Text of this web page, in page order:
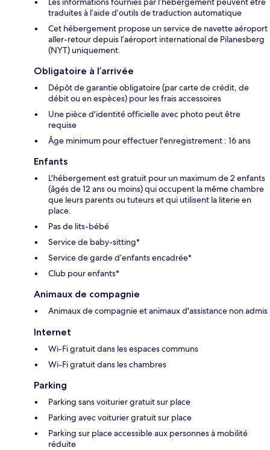
traduites à l’aide d’outils de traduction automatique
Cet hébergement propose un service de navette aéroport
aller-retour depuis l’aéroport international de Pilanesberg
(NYT) uniquement.
Obligatoire à l’arrivée
Dépôt de garantie obligatoire (par carte de crédit, de
débit ou en espèces) pour les frais accessoires
Une pièce d'identité officielle avec photo peut être
requise
Âge minimum pour effectuer l'enregistrement : 16 ans
Enfants
L'hébergement est gratuit pour un maximum de 2 enfants
(âgés de 12 ans ou moins) qui occupent la même chambre
que leurs parents ou tuteurs et qui utilisent la literie en
place.
Pas de lits-bébé
Service de baby-sitting*
Service de garde d’enfants encadrée*
Club pour enfants*
Animaux de compagnie
Animaux de compagnie et animaux d'assistance non admis
Internet
Wi-Fi gratuit dans les espaces communs
Wi-Fi gratuit dans les chambres
Parking
Parking sans voiturier gratuit sur place
Parking avec voiturier gratuit sur place
Parking sur place accessible aux personnes à mobilité
réduite